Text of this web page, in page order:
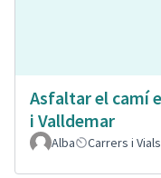
Asfaltar el camí
i Valldemar
Alba Carrers i Vials